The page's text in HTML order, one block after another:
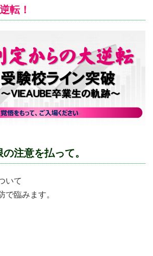
転！
注意を払って。
いて
臨みます。